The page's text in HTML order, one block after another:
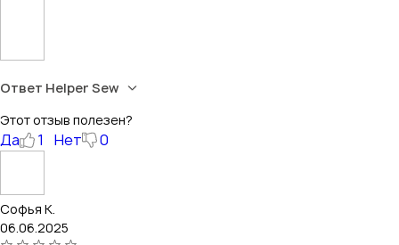
Ответ Helper Sew
Этот отзыв полезен?
Да 1 Нет 0
Софья К.
06.06.2025